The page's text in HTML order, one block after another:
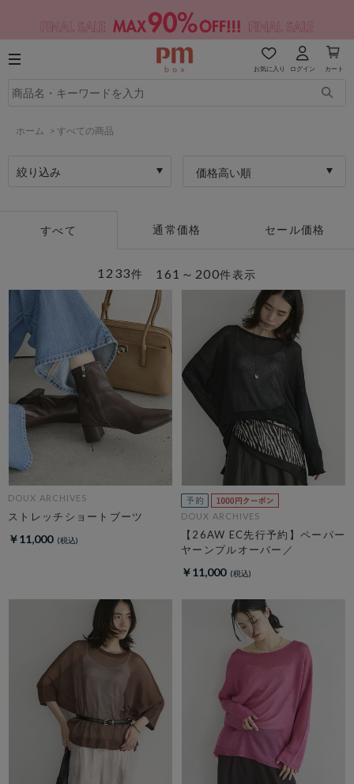
お気に入り ログイン カート
ホーム > すべての商品
絞り込み 価格高い順
すべて 通常価格 セール価格
161～200件表示
1233件
DOUX ARCHIVES
ストレッチショートブーツ
￥11,000
DOUX ARCHIVES
【26AW EC先行予約】ペーパー
ヤーンプルオーバー／
￥11,000